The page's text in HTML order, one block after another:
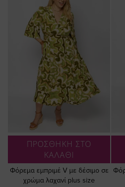
ΠΡΟΣΘΗΚΗ ΣΤΟ
ΚΑΛΑΘΙ
Φόρεμα εμπριμέ V με δέσιμο σε
χρώμα λαχανί plus size